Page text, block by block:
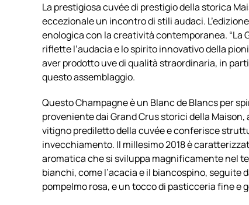
La prestigiosa cuvée di prestigio della storica
eccezionale un incontro di stili audaci.
enologica con la creatività contemporanea. “La
riflette l’audacia e lo spirito innovativo della
aver prodotto uve di qualità straordinaria, in
questo assemblaggio.
Questo Champagne è un Blanc de Blancs per
proveniente dai Grand Crus storici della Maison,
vitigno prediletto della cuvée e conferisce
invecchiamento. Il millesimo 2018 è
aromatica che si sviluppa magnificamente nel
bianchi, come l’acacia e il biancospino, seguite
pompelmo rosa, e un tocco di pasticceria fine e